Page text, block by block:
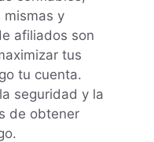
mismas y
afiliados son
tus
tu cuenta.
seguridad y la
de obtener